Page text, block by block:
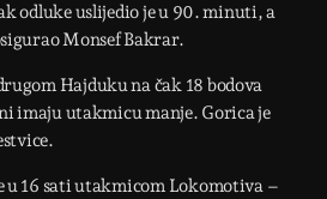
odluke uslijedio je u 90. minuti, a
Monsef Bakrar.
Hajduku na čak 18 bodova
imaju utakmicu manje. Gorica je
u 16 sati utakmicom Lokomotiva –